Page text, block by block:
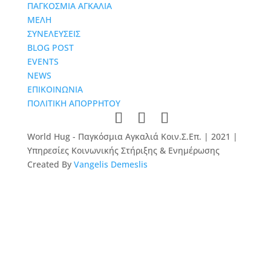
ΠΑΓΚΟΣΜΙΑ ΑΓΚΑΛΙΑ
ΜΕΛΗ
ΣΥΝΕΛΕΥΣΕΙΣ
BLOG POST
EVENTS
NEWS
ΕΠΙΚΟΙΝΩΝΙΑ
ΠΟΛΙΤΙΚΗ ΑΠΟΡΡΗΤΟΥ
World Hug - Παγκόσμια Αγκαλιά Κοιν.Σ.Επ. | 2021 |
Υπηρεσίες Κοινωνικής Στήριξης & Ενημέρωσης
Created By Vangelis Demeslis